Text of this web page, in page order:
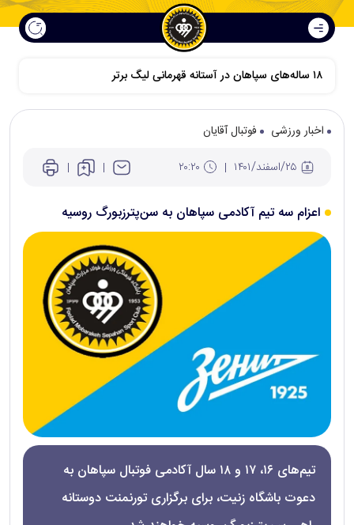
۱۸ ساله‌های سپاهان در آستانه قهرمانی لیگ برتر
اخبار ورزشی
فوتبال آقایان
اعزام سه تیم آکادمی سپاهان به سن‌پترزبورگ روسیه
تیم‌های ۱۶، ۱۷ و ۱۸ سال آکادمی فوتبال سپاهان به
دعوت باشگاه زنیت، برای برگزاری تورنمنت دوستانه